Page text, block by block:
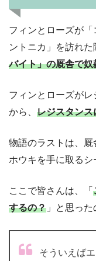
フィンとローズが
ントニカ」を訪れ
バイト」の厩舎で
フィンとローズが
から、 レジスタンス
物語のラストは、
ホウキを手に取るシ
ここで皆さんは、「
するの？ 」と思っ
そういえば